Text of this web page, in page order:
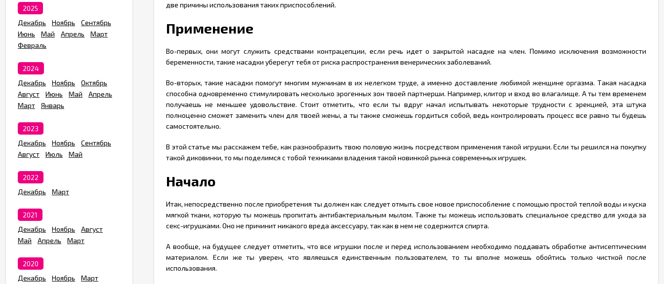
две причины использования таких приспособлений.
Применение
Во-первых, они могут служить средствами контрацепции, если речь идет о закрытой насадке на член. Помимо исключения возможности
беременности, такие насадки уберегут тебя от риска распространения венерических заболеваний.
Во-вторых, такие насадки помогут многим мужчинам в их нелегком труде, а именно доставление любимой женщине оргазма. Такая насадка
способна одновременно стимулировать несколько эрогенных зон твоей партнерши. Например, клитор и вход во влагалище. А ты тем временем
получаешь не меньшее удовольствие. Стоит отметить, что если ты вдруг начал испытывать некоторые трудности с эрекцией, эта штука
полноценно сможет заменить член для твоей жены, а ты также сможешь гордиться собой, ведь контролировать процесс все равно ты будешь
самостоятельно.
В этой статье мы расскажем тебе, как разнообразить твою половую жизнь посредством применения такой игрушки. Если ты решился на покупку
такой диковинки, то мы поделимся с тобой техниками владения такой новинкой рынка современных игрушек.
Начало
Итак, непосредственно после приобретения ты должен как следует отмыть свое новое приспособление с помощью простой теплой воды и куска
мягкой ткани, которую ты можешь пропитать антибактериальным мылом. Также ты можешь использовать специальное средство для ухода за
секс-игрушками. Оно не причинит никакого вреда аксессуару, так как в нем не содержится спирта.
А вообще, на будущее следует отметить, что все игрушки после и перед использованием необходимо поддавать обработке антисептическим
материалом. Если же ты уверен, что являешься единственным пользователем, то ты вполне можешь обойтись только чисткой после
использования.
2025
Декабрь
Ноябрь
Сентябрь
Июнь
Май Апрель
Март
Февраль
2024
Декабрь
Ноябрь
Октябрь
Август
Июнь Май
Апрель
Март
Январь
2023
Декабрь
Ноябрь
Сентябрь
Август
Июль Май
2022
Декабрь
Март
2021
Декабрь
Ноябрь
Август
Май
Апрель Март
2020
Декабрь
Ноябрь
Март